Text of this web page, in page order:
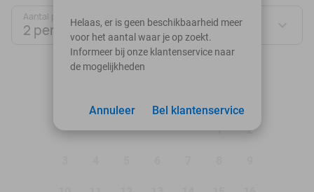
Aantal personen:
2 personen
augustus 2026
1 2
Helaas, er is geen beschikbaarheid meer
voor het aantal waar je op zoekt.
Informeer bij onze klantenservice naar
de mogelijkheden
Bel klantenservice
Annuleer